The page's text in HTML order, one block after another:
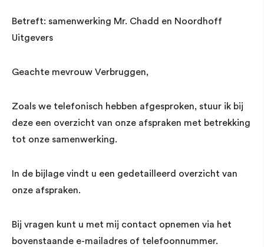
Betreft: samenwerking Mr. Chadd en Noordhoff
Uitgevers
Geachte mevrouw Verbruggen,
Zoals we telefonisch hebben afgesproken, stuur ik bij
deze een overzicht van onze afspraken met betrekking
tot onze samenwerking.
In de bijlage vindt u een gedetailleerd overzicht van
onze afspraken.
Bij vragen kunt u met mij contact opnemen via het
bovenstaande e-mailadres of telefoonnummer.